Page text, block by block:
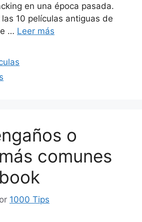
en una época pasada.
10 películas antiguas de
… Leer más
o
comunes
1000 Tips